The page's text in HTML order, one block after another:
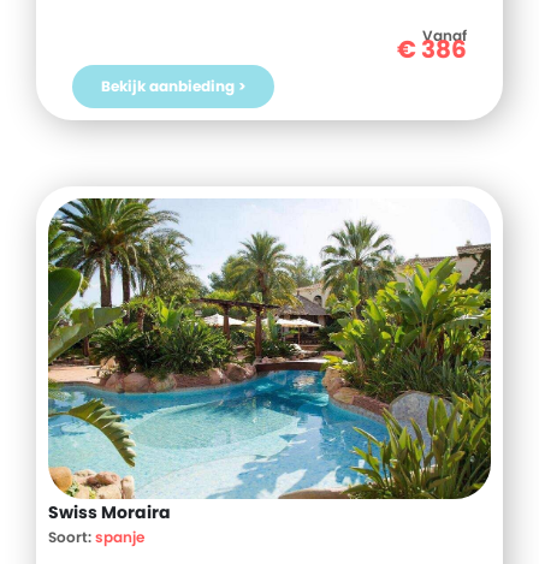
Vanaf
€386
Bekijk aanbieding >
Swiss Moraira
Soort:spanje